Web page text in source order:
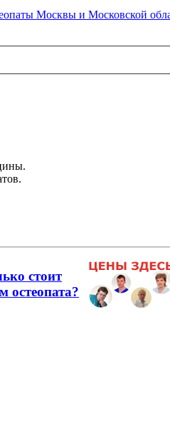
Москвы и Московской
стоит
остеопата?